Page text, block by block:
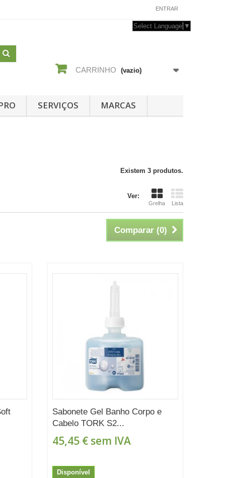
ENTRAR
Select Language ▼
CARRINHO (vazio)
SERVIÇOS MARCAS
Existem 3 produtos.
Ver:
Grelha Lista
Comparar (0)
Sabonete Gel Banho Corpo e
Cabelo TORK S2...
45,45 €sem IVA
Disponível